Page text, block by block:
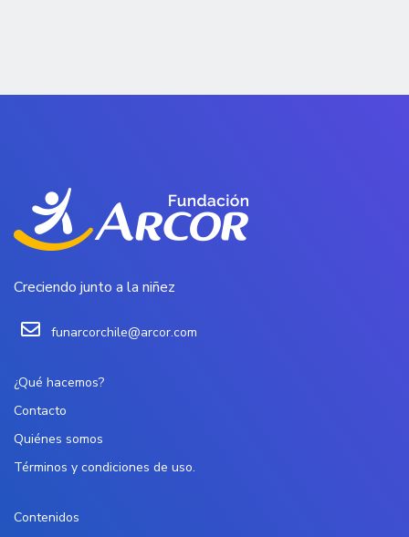
Creciendo junto a la niñez
funarcorchile@arcor.com
¿Qué hacemos?
Contacto
Quiénes somos
Términos y condiciones de uso.
Contenidos